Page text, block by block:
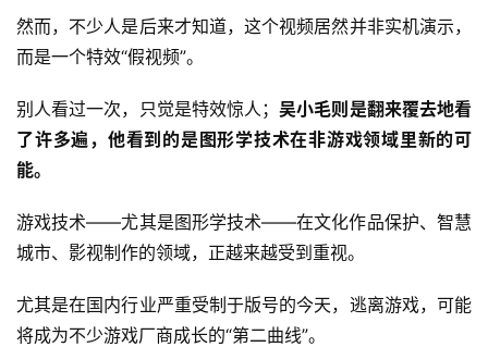
然而，不少人是后来才知道，这个视频居然并非实机演示，
而是一个特效“假视频”。
别人看过一次，只觉是特效惊人；吴小毛则是翻来覆去地看
了许多遍，他看到的是图形学技术在非游戏领域里新的可
能。
游戏技术——尤其是图形学技术——在文化作品保护、智慧
城市、影视制作的领域，正越来越受到重视。
尤其是在国内行业严重受制于版号的今天，逃离游戏，可能
将成为不少游戏厂商成长的“第二曲线”。